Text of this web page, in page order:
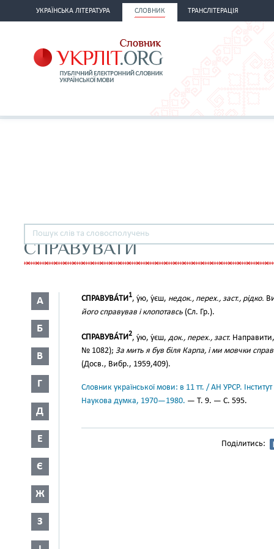
УКРАЇНСЬКА ЛІТЕРАТУРА СЛОВНИК ТРАНСЛІТЕРАЦІЯ
СПРАВУВАТИ
А
Б
В
Г
Д
Е
Є
Ж
З
СПРАВУВА́ТИ1, у́ю, у́єш, недок., перех., заст., рідко.
його справував і клопотавсь (Сл. Гр.).
СПРАВУВА́ТИ2, у́ю, у́єш, док., перех., заст.
№ 1082); За мить я був біля Карпа, і ми мовчки
(Досв., Вибр., 1959,409).
Словник української мови: в 11 тт. / АН УРСР.
Наукова думка, 1970—1980. — Т. 9. — С. 595.
Поділитись: